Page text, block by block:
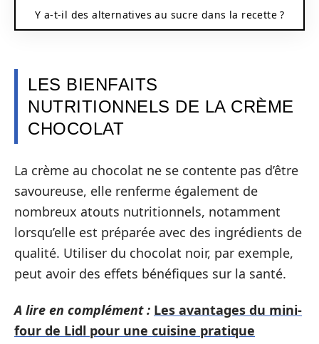
Y a-t-il des alternatives au sucre dans la recette ?
LES BIENFAITS
NUTRITIONNELS DE LA CRÈME
CHOCOLAT
La crème au chocolat ne se contente pas d’être
savoureuse, elle renferme également de
nombreux atouts nutritionnels, notamment
lorsqu’elle est préparée avec des ingrédients de
qualité. Utiliser du chocolat noir, par exemple,
peut avoir des effets bénéfiques sur la santé.
A lire en complément : Les avantages du mini-
four de Lidl pour une cuisine pratique